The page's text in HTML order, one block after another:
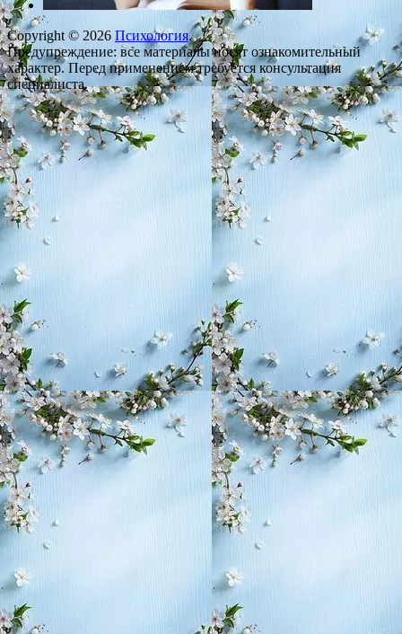
Copyright © 2026 Психология.
Предупреждение: все материалы носят ознакомительный
характер. Перед применением требуется консультация
специалиста.